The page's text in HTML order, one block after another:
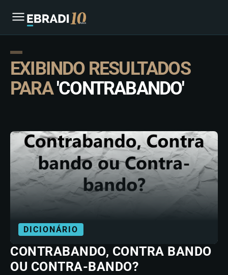
EXIBINDO RESULTADOS
PARA'CONTRABANDO'
DICIONÁRIO
CONTRABANDO, CONTRA BANDO
OU CONTRA-BANDO?